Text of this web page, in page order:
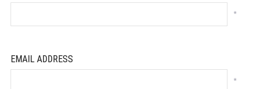
*
EMAIL ADDRESS
*